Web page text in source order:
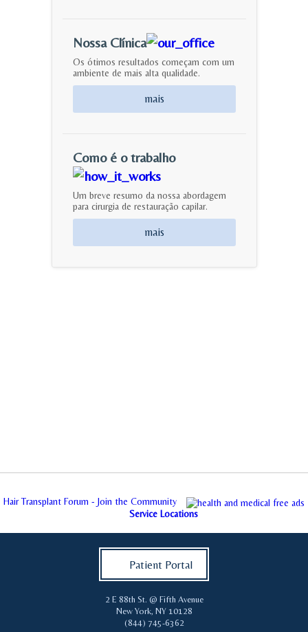
Nossa Clínica
Os ótimos resultados começam com um
ambiente de mais alta qualidade.
mais
Como é o trabalho
Um breve resumo da nossa abordagem
para cirurgia de restauração capilar.
mais
Hair Transplant Forum - Join the Community
Service Locations
Patient Portal
2 E 88th St. @ Fifth Avenue
New York, NY 10128
(844) 745-6362